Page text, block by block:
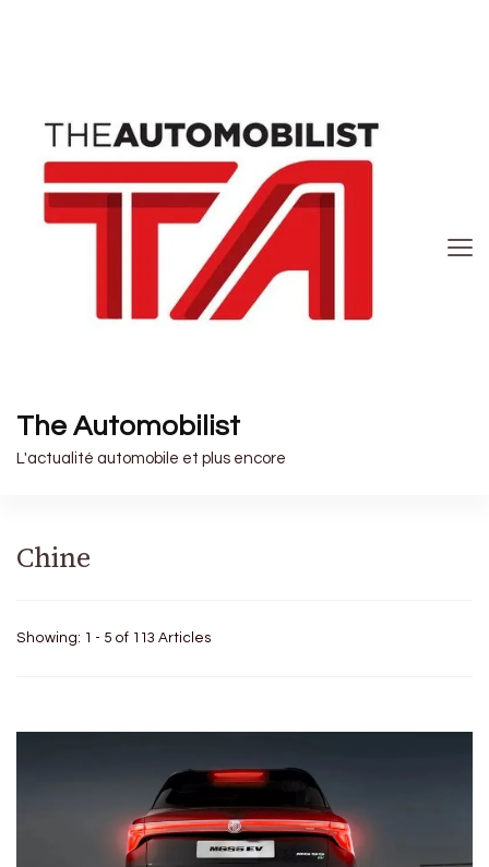
The Automobilist
L'actualité automobile et plus encore
Chine
Showing: 1 - 5 of 113 Articles